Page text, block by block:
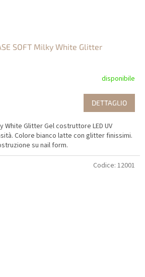
SOFT Milky White Glitter
disponibile
DETTAGLIO
White Glitter Gel costruttore LED UV
Colore bianco latte con glitter finissimi.
su nail form.
Codice: 12001